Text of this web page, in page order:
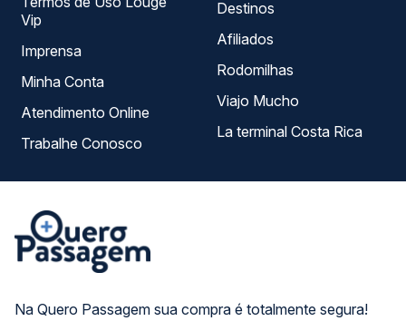
Na Quero Passagem sua compra é totalmente segura!
Vip
Imprensa
Minha Conta
Atendimento Online
Trabalhe Conosco
Destinos
Afiliados
Rodomilhas
Viajo Mucho
La terminal Costa Rica